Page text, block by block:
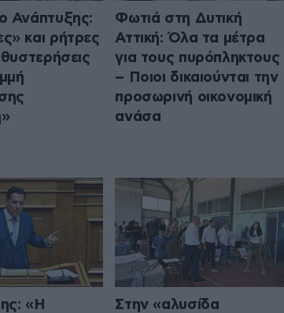
Ανάπτυξης:
και ρήτρες
Φωτιά στη Δυτική
Αττική: Όλα τα μέτρα
για τους πυρόπληκτους
– Ποιοι δικαιούνται την
προσωρινή οικονομική
ανάσα
«Η
Στην «αλυσίδα